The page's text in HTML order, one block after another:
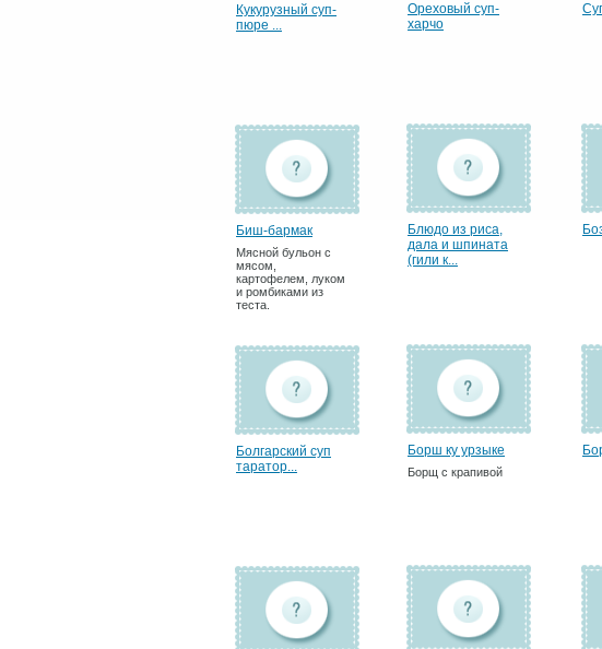
Кукурузный суп-
пюре ...
Ореховый суп-
харчо
Биш-бармак
Мясной бульон с
мясом,
картофелем, луком
и ромбиками из
теста.
Блюдо из риса,
дала и шпината
(гили к...
Болгарский суп
таратор...
Борш ку урзыке
Борщ с крапивой